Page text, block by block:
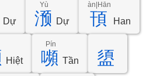
Dự 滪
Yù
Dự 頇
àn|Hān
Han
Hiệt 嚬
Pín
Tần 盨